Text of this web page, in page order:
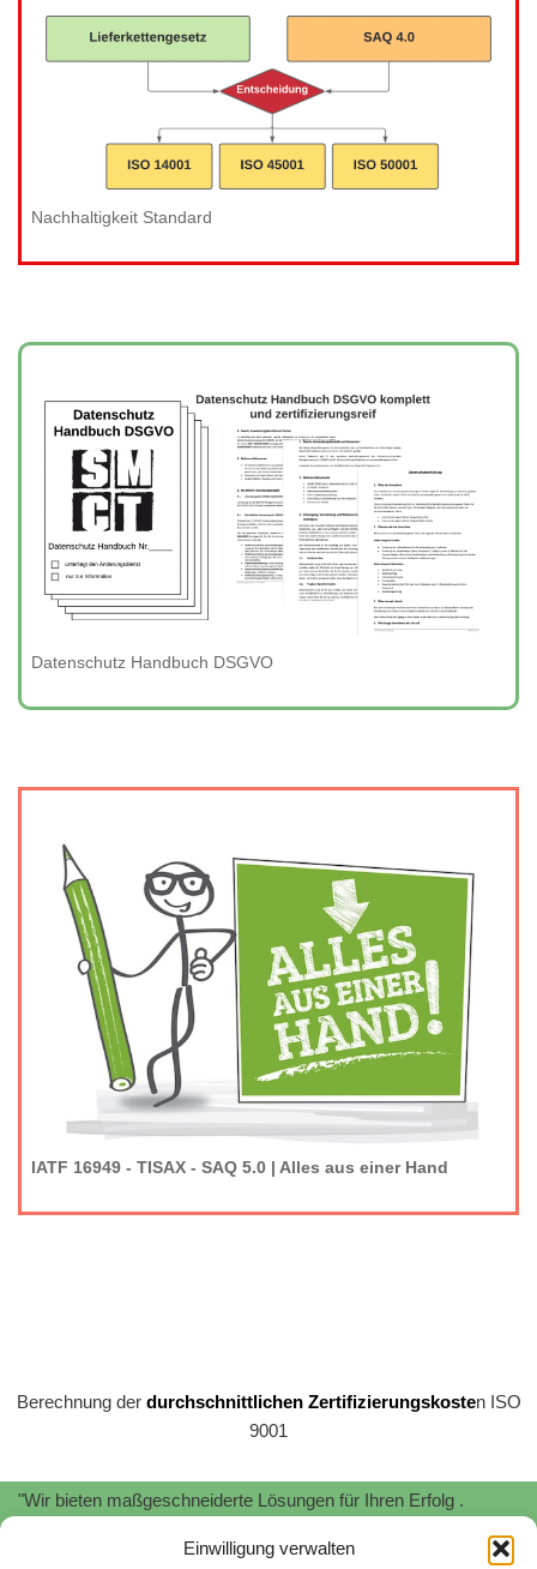
Einwilligung verwalten
Nachhaltigkeit Standard
Datenschutz Handbuch DSGVO
IATF 16949 - TISAX - SAQ 5.0 | Alles aus einer Hand
Berechnung der durchschnittlichen Zertifizierungskosten ISO
9001
"Wir bieten maßgeschneiderte Lösungen für Ihren Erfolg .